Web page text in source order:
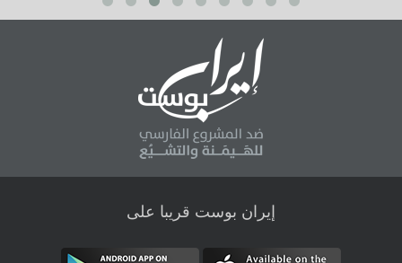
إيران بوست قريبا على